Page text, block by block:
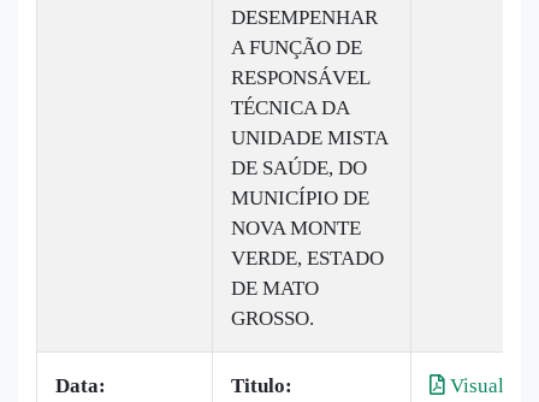
DESEMPENHAR
A FUNÇÃO DE
RESPONSÁVEL
TÉCNICA DA
UNIDADE MISTA
DE SAÚDE, DO
MUNICÍPIO DE
NOVA MONTE
VERDE, ESTADO
DE MATO
GROSSO.
Data:
Titulo:
Visualizar